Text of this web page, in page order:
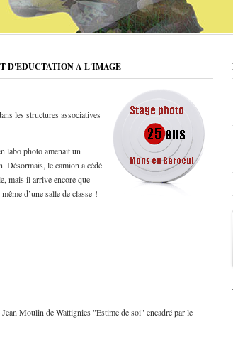
D'EDUCTATION A L'IMAGE
les structures associatives
labo photo amenait un
Désormais, le camion a cédé
mais il arrive encore que
d’une salle de classe !
Moulin de Wattignies "Estime de soi" encadré par le